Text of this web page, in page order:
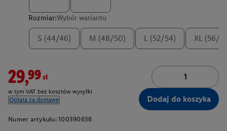
Rozmiar:Wybór wariantu
S (44/46) M (48/50) L (52/54) XL (56/
29,99zł
w tym VAT bez kosztów wysyłki
Opłata za dostawę
Dodaj do koszyka
Numer artykułu: 100390636